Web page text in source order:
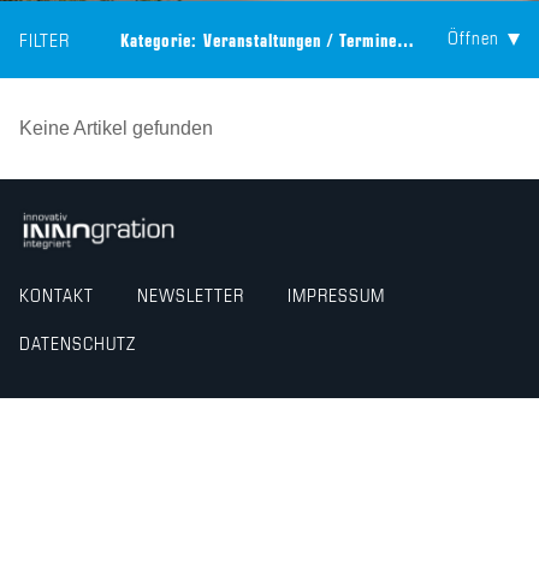
FILTER Kategorie: Veranstaltungen / TermineTechnologie:
Öffnen
Keine Artikel gefunden
KONTAKT NEWSLETTER IMPRESSUM
DATENSCHUTZ